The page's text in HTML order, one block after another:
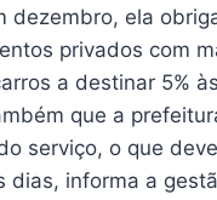
dezembro, ela
privados com
a destinar 5% às
que a
serviço, o que
dias, informa a